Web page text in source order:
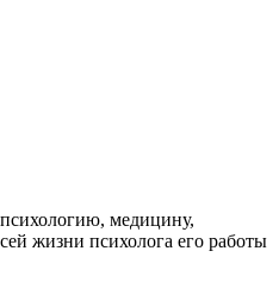
психологию, медицину,
жизни психолога его работы